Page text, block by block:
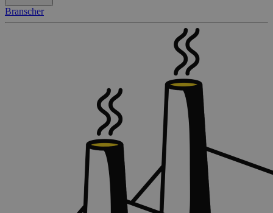
Branscher